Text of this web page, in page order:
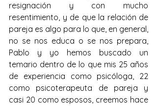
resignación y con mucho
resentimiento, y de que la relación de
pareja es algo para lo que, en general,
no se nos educa o se nos prepara,
Pablo y yo hemos buscado un
temario dentro de lo que mis 25 años
de experiencia como psicóloga, 22
como psicoterapeuta de pareja y
casi 20 como esposos, creemos hace